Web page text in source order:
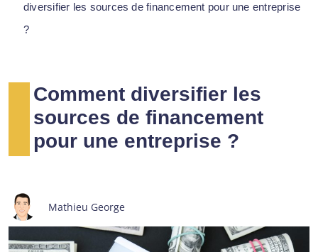
Comment diversifier les
sources de financement
pour une entreprise ?
Mathieu George
diversifier les sources de financement pour une entreprise
?